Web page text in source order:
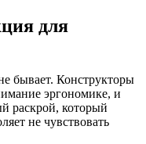
для
бывает. Конструкторы
эргономике, и
раскрой, который
не чувствовать